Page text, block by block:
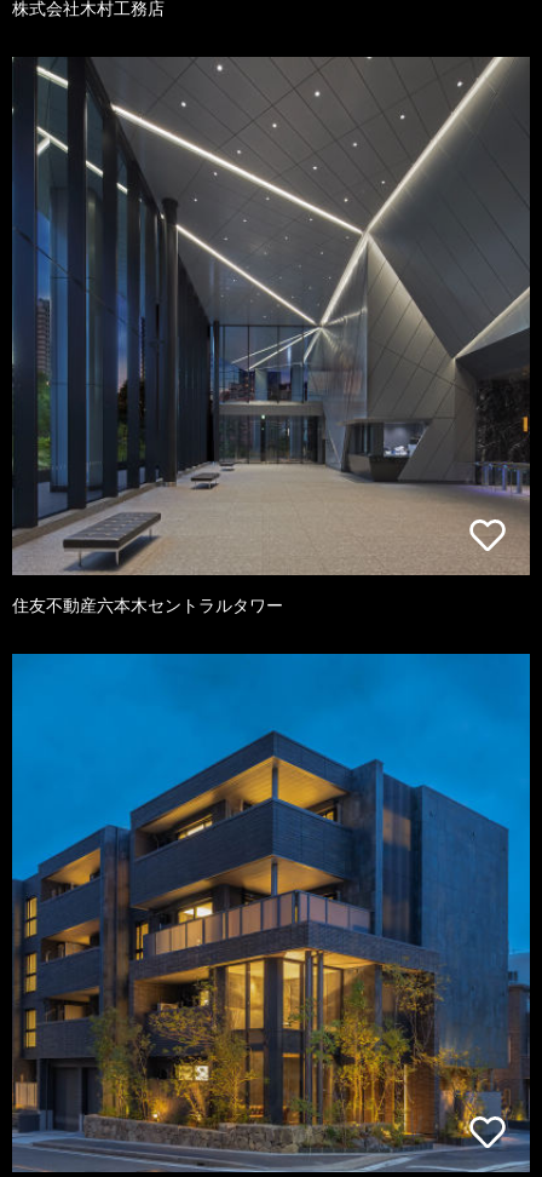
株式会社木村工務店
住友不動産六本木セントラルタワー